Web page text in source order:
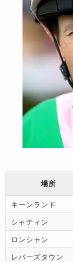
場所
キーンランド
シャティン
ロンシャン
レパーズタウン